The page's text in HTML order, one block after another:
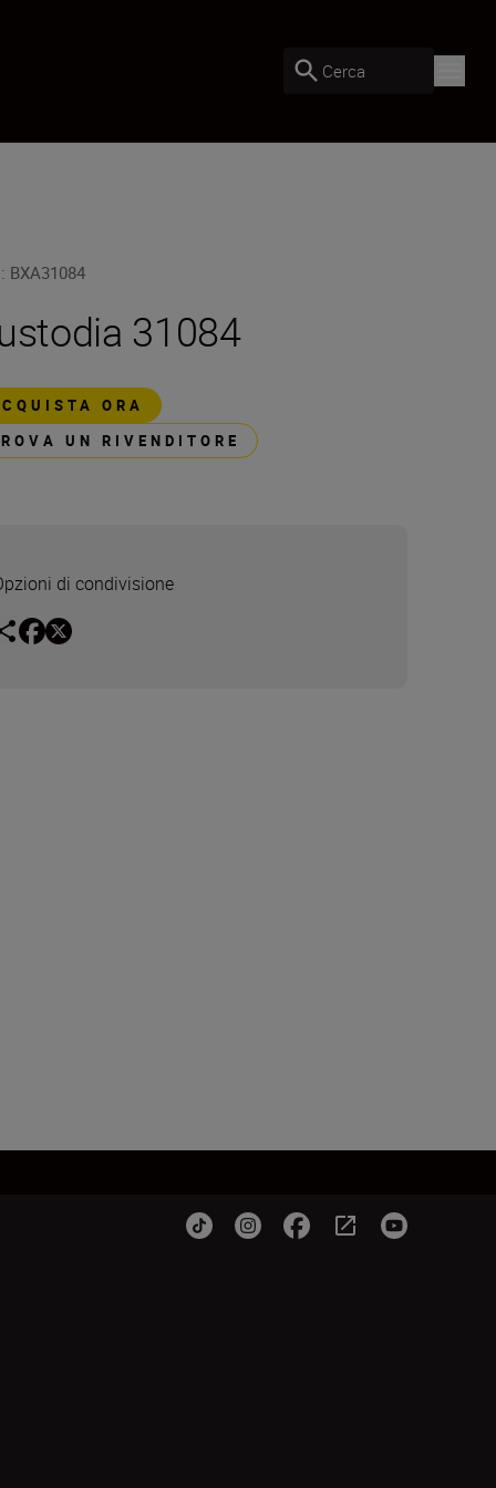
Cerca
: BXA31084
31084
ORA
UN RIVENDITORE
di condivisione